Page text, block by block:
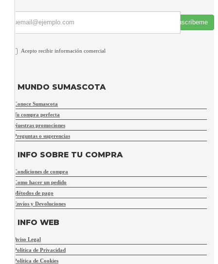
Suscríbeme
Acepto recibir información comercial
MUNDO SUMASCOTA
Conoce Sumascota
Tu compra perfecta
Nuestras promociones
Preguntas o sugerencias
INFO SOBRE TU COMPRA
Condiciones de compra
Como hacer un pedido
Métodos de pago
Envíos y Devoluciones
INFO WEB
Aviso Legal
Política de Privacidad
Política de Cookies